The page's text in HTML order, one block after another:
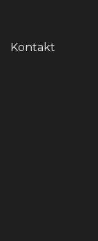
Kontakt